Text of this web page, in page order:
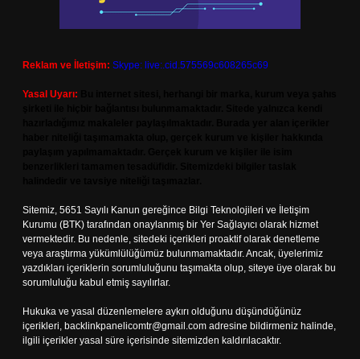
Reklam ve İletişim: Skype: live:.cid.575569c608265c69
Yasal Uyarı:
Sitemiz, 5651 Sayılı Kanun gereğince Bilgi Teknolojileri ve İletişim
Kurumu (BTK) tarafından onaylanmış bir Yer Sağlayıcı olarak hizmet
vermektedir. Bu nedenle, sitedeki içerikleri proaktif olarak denetleme
veya araştırma yükümlülüğümüz bulunmamaktadır. Ancak, üyelerimiz
yazdıkları içeriklerin sorumluluğunu taşımakta olup, siteye üye olarak bu
sorumluluğu kabul etmiş sayılırlar.
Hukuka ve yasal düzenlemelere aykırı olduğunu düşündüğünüz
içerikleri, backlinkpanelicomtr@gmail.com adresine bildirmeniz halinde,
ilgili içerikler yasal süre içerisinde sitemizden kaldırılacaktır.